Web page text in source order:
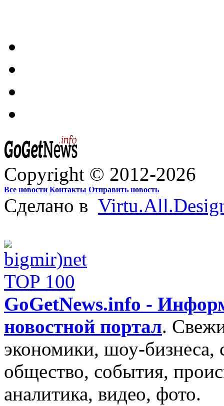
Copyright © 2012-2026
Все новости Контакты Отправить новость
Сделано в
GoGetNews.info -
новостной портал.
экономики, шоу-бизнеса,
общество, события,
аналитика, видео, фото.